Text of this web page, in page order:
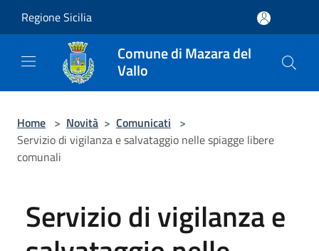
Regione Sicilia
Comune di Mazara del
Vallo
Home > Novità > Comunicati >
Servizio di vigilanza e salvataggio nelle spiagge libere
comunali
Servizio di vigilanza e